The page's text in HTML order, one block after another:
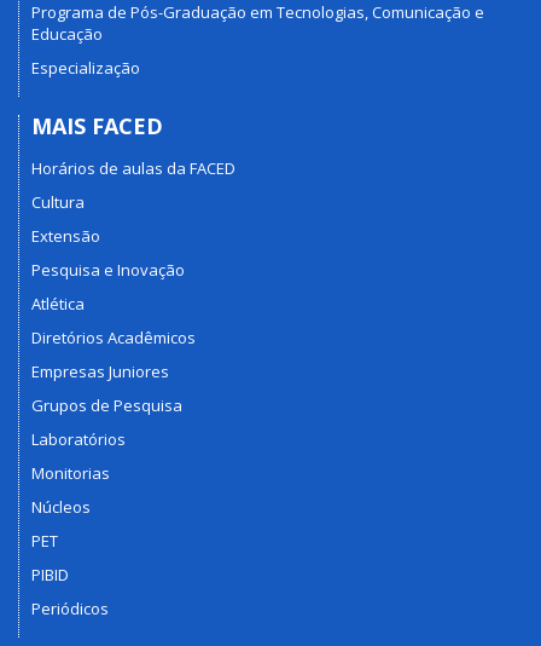
Programa de Pós-Graduação em Tecnologias, Comunicação e
Educação
Especialização
MAIS FACED
Horários de aulas da FACED
Cultura
Extensão
Pesquisa e Inovação
Atlética
Diretórios Acadêmicos
Empresas Juniores
Grupos de Pesquisa
Laboratórios
Monitorias
Núcleos
PET
PIBID
Periódicos